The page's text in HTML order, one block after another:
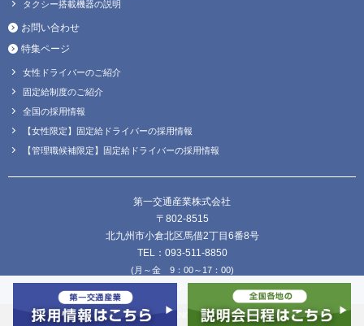
タクシー搭載機器の説明
お問い合わせ
特集ページ
女性ドライバーのご紹介
固定給制度のご紹介
全国の採用情報
【女性限定】固定給ドライバーの採用情報
【管理職候補限定】固定給ドライバーの採用情報
第一交通産業株式会社
〒802-8515
北九州市小倉北区馬借2丁目6番8号
TEL：093-511-8850
(月～金 9：00～17：00)
FAX：093-511-8838
Copyright © DAIICHI KOUTSU SANGYO Co.,Ltd. all Rights Reserved.